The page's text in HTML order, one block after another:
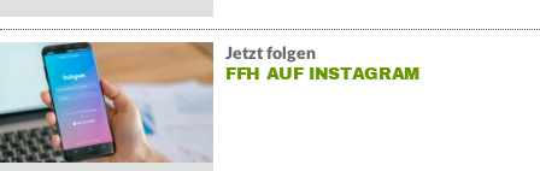
Jetzt folgen
FFH AUF INSTAGRAM